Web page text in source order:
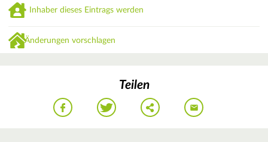
Inhaber dieses Eintrags werden
Änderungen vorschlagen
Teilen